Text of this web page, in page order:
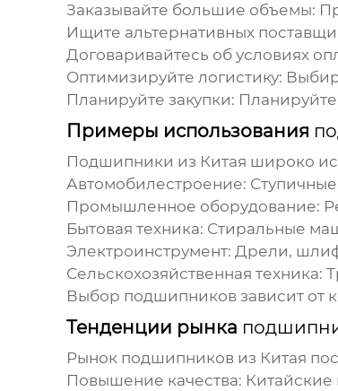
Заказывайте большие объемы:
Ищите альтернативных
Договаривайтесь об условиях
Оптимизируйте логистику:
Планируйте закупки:
Примеры использования
Подшипники из Китая широко
Автомобилестроение:
Промышленное оборудование:
Бытовая техника: Стиральные
Электроинструмент: Дрели,
Сельскохозяйственная техника:
Выбор подшипниковзависит от
Тенденции рынка
Рынок подшипников из Китая
Повышение качества: Китайские